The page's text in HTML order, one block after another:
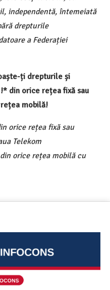
independentă, întemeiată
drepturile
a Federației
ți drepturile și
din orice rețea fixă sau
mobilă!
orice rețea fixă sau
Telekom
orice rețea mobilă cu